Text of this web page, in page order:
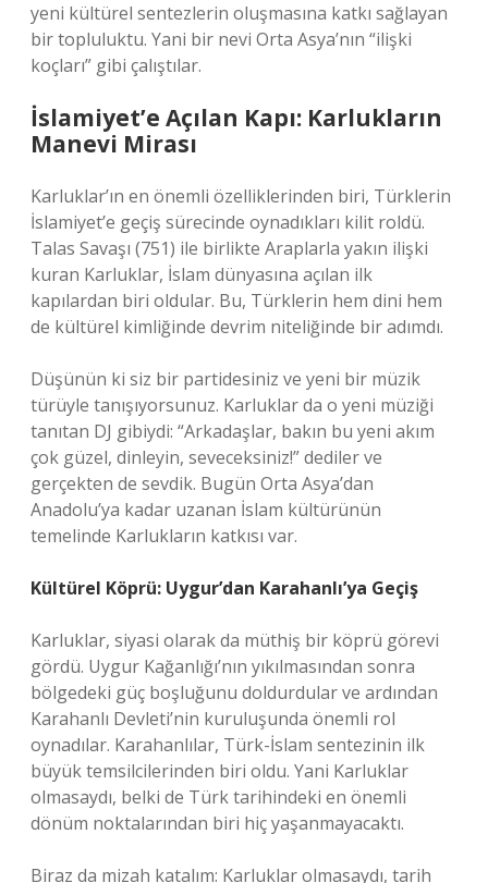
yeni kültürel sentezlerin oluşmasına katkı sağlayan
bir topluluktu. Yani bir nevi Orta Asya’nın “ilişki
koçları” gibi çalıştılar.
İslamiyet’e Açılan Kapı: Karlukların
Manevi Mirası
Karluklar’ın en önemli özelliklerinden biri, Türklerin
İslamiyet’e geçiş sürecinde oynadıkları kilit roldü.
Talas Savaşı (751) ile birlikte Araplarla yakın ilişki
kuran Karluklar, İslam dünyasına açılan ilk
kapılardan biri oldular. Bu, Türklerin hem dini hem
de kültürel kimliğinde devrim niteliğinde bir adımdı.
Düşünün ki siz bir partidesiniz ve yeni bir müzik
türüyle tanışıyorsunuz. Karluklar da o yeni müziği
tanıtan DJ gibiydi: “Arkadaşlar, bakın bu yeni akım
çok güzel, dinleyin, seveceksiniz!” dediler ve
gerçekten de sevdik. Bugün Orta Asya’dan
Anadolu’ya kadar uzanan İslam kültürünün
temelinde Karlukların katkısı var.
Kültürel Köprü: Uygur’dan Karahanlı’ya Geçiş
Karluklar, siyasi olarak da müthiş bir köprü görevi
gördü. Uygur Kağanlığı’nın yıkılmasından sonra
bölgedeki güç boşluğunu doldurdular ve ardından
Karahanlı Devleti’nin kuruluşunda önemli rol
oynadılar. Karahanlılar, Türk-İslam sentezinin ilk
büyük temsilcilerinden biri oldu. Yani Karluklar
olmasaydı, belki de Türk tarihindeki en önemli
dönüm noktalarından biri hiç yaşanmayacaktı.
Biraz da mizah katalım: Karluklar olmasaydı, tarih